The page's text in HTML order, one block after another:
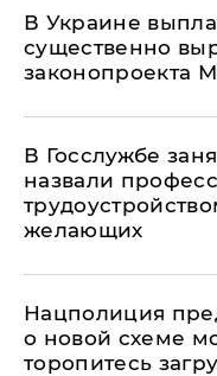
В Украине
существенно
законопроекта
В Госслужбе
назвали
желающих
Нацполиция
о новой схеме
торопитесь